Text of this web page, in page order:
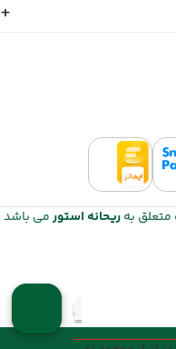
بهریحانه استورمی باشد